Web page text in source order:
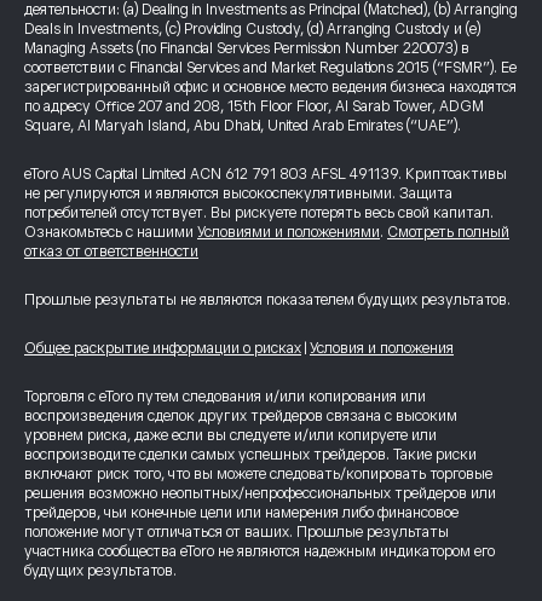
деятельности: (a) Dealing in Investments as Principal (Matched), (b) Arranging
Deals in Investments, (c) Providing Custody, (d) Arranging Custody и (e)
Managing Assets (по Financial Services Permission Number 220073) в
соответствии с Financial Services and Market Regulations 2015 (“FSMR”). Ее
зарегистрированный офис и основное место ведения бизнеса находятся
по адресу Office 207 and 208, 15th Floor Floor, Al Sarab Tower, ADGM
Square, Al Maryah Island, Abu Dhabi, United Arab Emirates (“UAE”).
eToro AUS Capital Limited ACN 612 791 803 AFSL 491139. Криптоактивы
не регулируются и являются высокоспекулятивными. Защита
потребителей отсутствует. Вы рискуете потерять весь свой капитал.
Ознакомьтесь с нашими Условиями и положениями. Смотреть полный
отказ от ответственности
Прошлые результаты не являются показателем будущих результатов.
Общее раскрытие информации о рисках Условия и положения
Торговля с eToro путем следования и/или копирования или
воспроизведения сделок других трейдеров связана с высоким
уровнем риска, даже если вы следуете и/или копируете или
воспроизводите сделки самых успешных трейдеров. Такие риски
включают риск того, что вы можете следовать/копировать торговые
решения возможно неопытных/непрофессиональных трейдеров или
трейдеров, чьи конечные цели или намерения либо финансовое
положение могут отличаться от ваших. Прошлые результаты
участника сообщества eToro не являются надежным индикатором его
будущих результатов.